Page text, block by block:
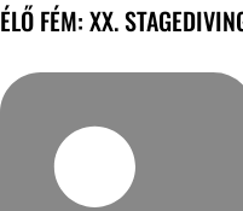
ÉLŐ FÉM: XX.